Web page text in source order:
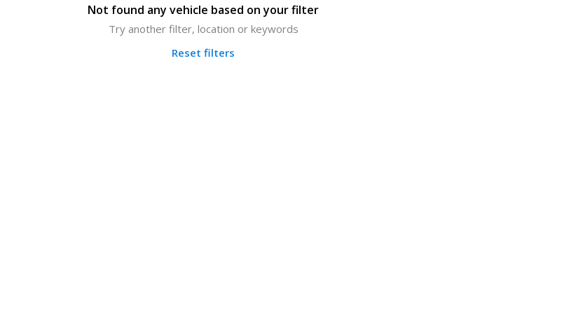
Not found any vehicle based on your filter
Try another filter, location or keywords
Reset filters